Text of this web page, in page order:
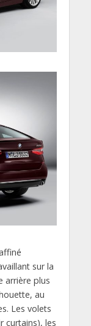
sur la
arrière plus
au
Les volets
curtains), les